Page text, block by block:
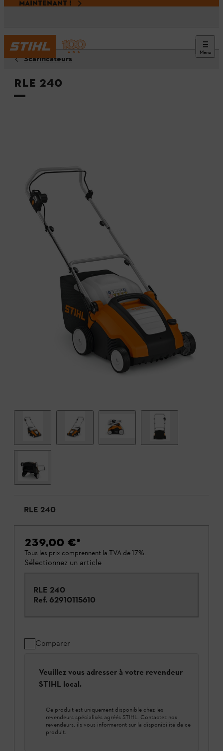
MAINTENANT !
Menu
Scarificateurs
RLE 240
RLE 240
239,00 €*
Tous les prix comprennent la TVA de 17%.
Sélectionnez un article
RLE 240
Ref. 62910115610
Comparer
Veuillez vous adresser à votre revendeur
STIHL local.
Ce produit est uniquement disponible chez les
revendeurs spécialisés agréés STIHL. Contactez nos
revendeurs, ils vous informeront sur la disponibilité de ce
produit.